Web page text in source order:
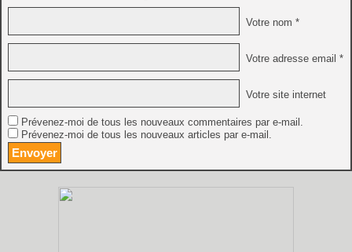
Votre nom *
Votre adresse email *
Votre site internet
Prévenez-moi de tous les nouveaux commentaires par e-mail.
Prévenez-moi de tous les nouveaux articles par e-mail.